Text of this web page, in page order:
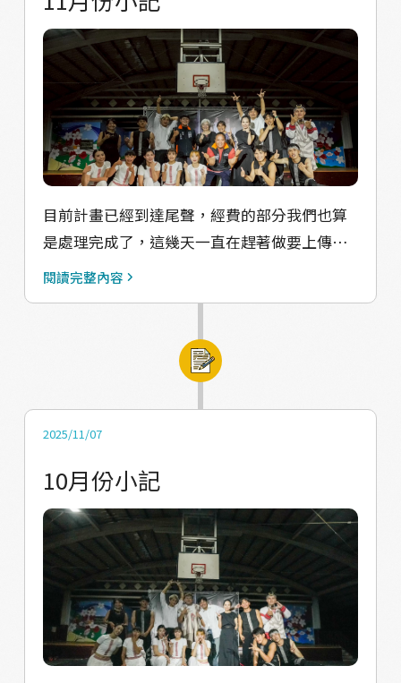
員，因此團隊基本上沒有太多經費能額外舉辦
活動。 到了 2024 年，我們開始嘗試撰寫企劃
案，初期因沒接觸也沒有方向，而屢次被退
件。直到 2025 年，在前輩們的引薦、指導與鼓
勵下，我們終於順利錄取教育部青年發展署的
Changemaker 計畫！那時也才驚覺，原來身
邊許多熟識的團隊早已不是第一次執行這項企
劃了。因此，我們開始與花蓮在地嘻哈社區營
造的強棒團隊「Flavor Hualien」、以及嘻哈
圈的前輩團隊─基隆的「媽媽樂」組成共學
團。 共學團經過多次討論與規劃，決定在10月
傳統民俗文化協會」與「慾望劇團」，了解他
們的營運模式、面臨的挑戰與發展路線。 第一
天，我們拜訪了中華民國傳統民俗文化協會，
由謝志烽理事長親自分享簡報。該團以傳統北
也有幾位積極投入傳承的年輕人。他們分享了
如何將北管樂器與現代音樂結合，以及如何以
傳統技藝切入地方議題等寶貴經驗。當天，我
們也親眼看到了北管的現場演出，整個氣勢與
能量都超震撼，讓我們都忍不住起雞皮疙瘩。
因為我們帆家班長期在嘗試將街舞文化與太魯
閣族的傳統樂舞、現代舞和其他不同的元素融
目前計畫已經到達尾聲，經費的部分我們也算
是處理完成了，這幾天一直在趕著做要上傳平
台的資料和成果發表會的簡報。 製作過程中發
閱讀完整內容
2025/11/07
10月份小記